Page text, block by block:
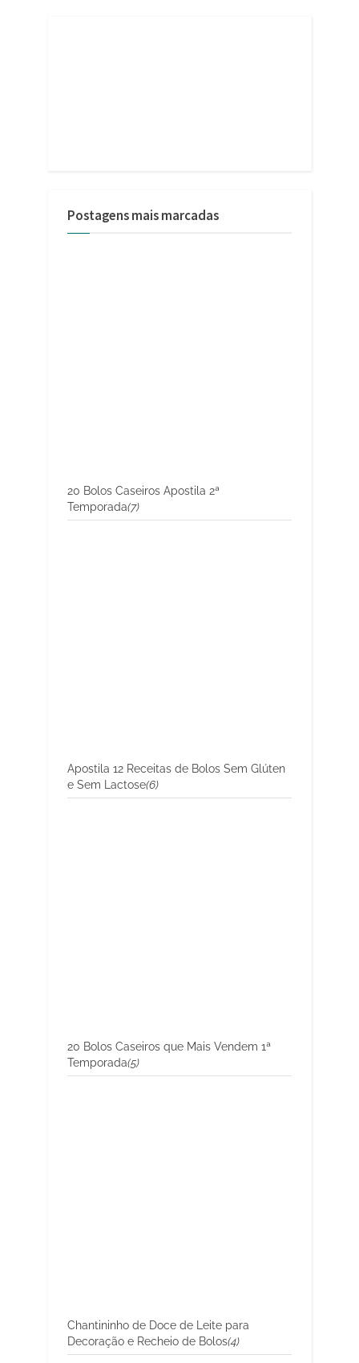
Postagens mais marcadas
20 Bolos Caseiros Apostila 2ª
Temporada(7)
Apostila 12 Receitas de Bolos Sem Glúten
e Sem Lactose(6)
20 Bolos Caseiros que Mais Vendem 1ª
Temporada(5)
Chantininho de Doce de Leite para
Decoração e Recheio de Bolos(4)